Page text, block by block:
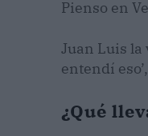
Pienso en
Juan Luis la
entendí
¿Qué